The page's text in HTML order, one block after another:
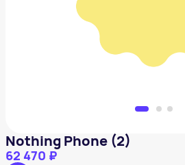
Nothing Phone (2)
62 470 ₽